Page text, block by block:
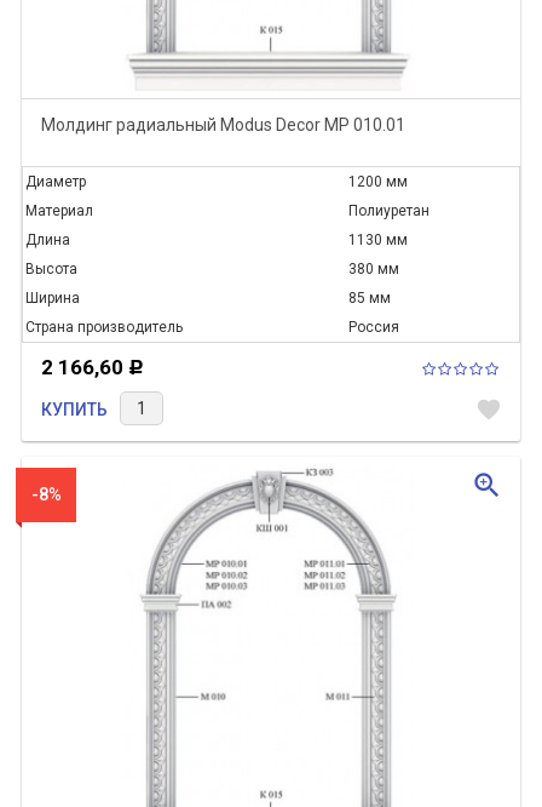
Молдинг радиальный Modus Decor МР 010.01
Диаметр
1200 мм
Материал
Полиуретан
Длина
1130 мм
Высота
380 мм
Ширина
85 мм
Страна производитель
Россия
2 166,60 Р
КУПИТЬ favorite
-8% zoom_in